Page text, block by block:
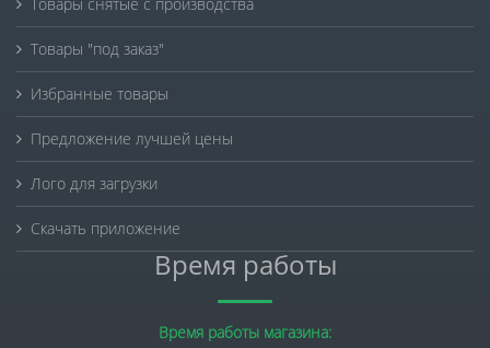
Товары "под заказ"
Избранные товары
Предложение лучшей цены
Лого для загрузки
Скачать приложение
Время работы
Время работы магазина: